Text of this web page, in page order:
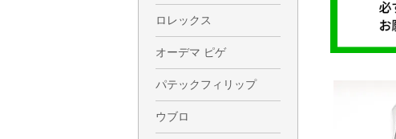
ロレックス
オーデマ ピゲ
パテックフィリップ
ウブロ